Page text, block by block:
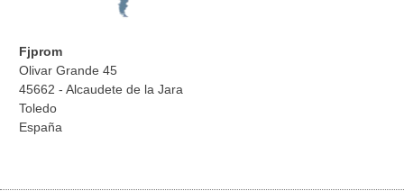
Fjprom
Olivar Grande 45
45662 - Alcaudete de la Jara
Toledo
España